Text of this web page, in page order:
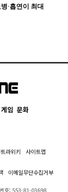
·흡연이 최대
게임 문화
라위키 사이트맵
이메일무단수집거부
호: 553-81-03698